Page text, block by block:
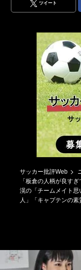
ツイート
サッカー批評Web
「板倉の人柄が良す
滉の「チームメイト
人」「キャプテンの